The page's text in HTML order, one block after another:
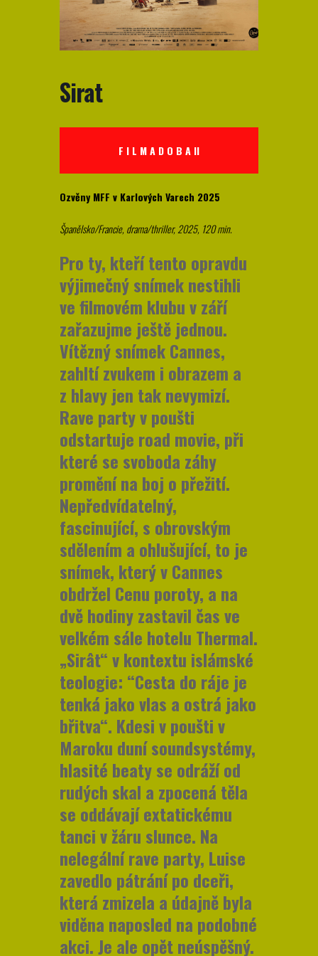
Sirat
F I L M A D O B A II
Ozvěny MFF v Karlových Varech 2025
Španělsko/Francie, drama/thriller, 2025, 120 min.
Pro ty, kteří tento opravdu
výjimečný snímek nestihli
ve filmovém klubu v září
zařazujme ještě jednou.
Vítězný snímek Cannes,
zahltí zvukem i obrazem a
z hlavy jen tak nevymizí.
Rave party v poušti
odstartuje road movie, při
které se svoboda záhy
promění na boj o přežití.
Nepředvídatelný,
fascinující, s obrovským
sdělením a ohlušující, to je
snímek, který v Cannes
obdržel Cenu poroty, a na
dvě hodiny zastavil čas ve
velkém sále hotelu Thermal.
„Sirât“ v kontextu islámské
teologie: “Cesta do ráje je
tenká jako vlas a ostrá jako
břitva“. Kdesi v poušti v
Maroku duní soundsystémy,
hlasité beaty se odráží od
rudých skal a zpocená těla
se oddávají extatickému
tanci v žáru slunce. Na
nelegální rave party, Luise
zavedlo pátrání po dceři,
která zmizela a údajně byla
viděna naposled na podobné
akci. Je ale opět neúspěšný.